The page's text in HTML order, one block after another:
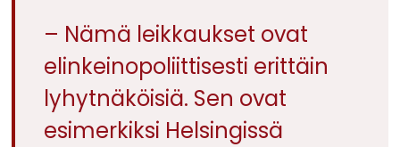
– Nämä leikkaukset ovat
elinkeinopoliittisesti erittäin
lyhytnäköisiä. Sen ovat
esimerkiksi Helsingissä